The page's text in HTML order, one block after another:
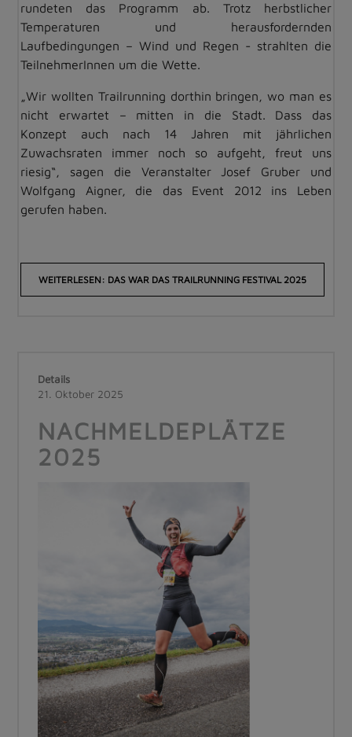
rundeten das Programm ab. Trotz herbstlicher
Temperaturen und herausfordernden
Laufbedingungen – Wind und Regen - strahlten die
TeilnehmerInnen um die Wette.
„Wir wollten Trailrunning dorthin bringen, wo man es
nicht erwartet – mitten in die Stadt. Dass das
Konzept auch nach 14 Jahren mit jährlichen
Zuwachsraten immer noch so aufgeht, freut uns
riesig“, sagen die Veranstalter Josef Gruber und
Wolfgang Aigner, die das Event 2012 ins Leben
gerufen haben.
WEITERLESEN: DAS WAR DAS TRAILRUNNING FESTIVAL 2025
Details
21. Oktober 2025
NACHMELDEPLÄTZE
2025